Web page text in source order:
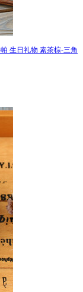
生日礼物 素茶棕-三角